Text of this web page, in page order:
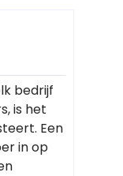
bedrijf
is het
Een
in op